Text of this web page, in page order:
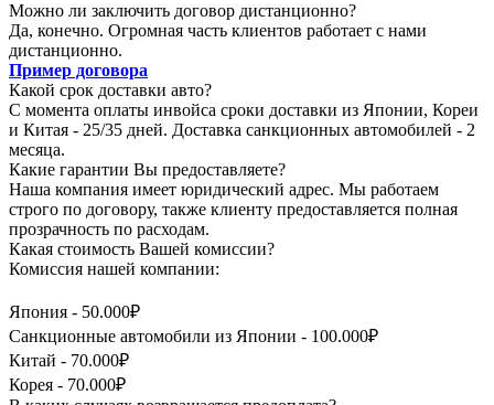
Можно ли заключить договор дистанционно?
Да, конечно. Огромная часть клиентов работает с нами
дистанционно.
Пример договора
Какой срок доставки авто?
С момента оплаты инвойса сроки доставки из Японии, Кореи
и Китая - 25/35 дней. Доставка санкционных автомобилей - 2
месяца.
Какие гарантии Вы предоставляете?
Наша компания имеет юридический адрес. Мы работаем
строго по договору, также клиенту предоставляется полная
прозрачность по расходам.
Какая стоимость Вашей комиссии?
Комиссия нашей компании:
Япония - 50.000₽
Санкционные автомобили из Японии - 100.000₽
Китай - 70.000₽
Корея - 70.000₽